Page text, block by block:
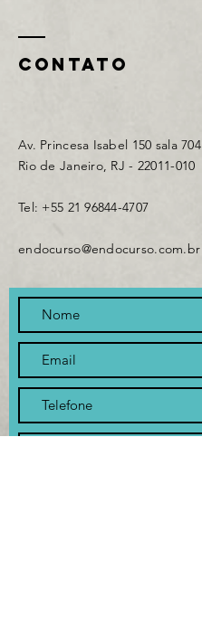
CONTATO
Av. Princesa Isabel 150 sala 704
Rio de Janeiro, RJ - 22011-010
Tel: +55 21 96844-4707
endocurso@endocurso.com.br